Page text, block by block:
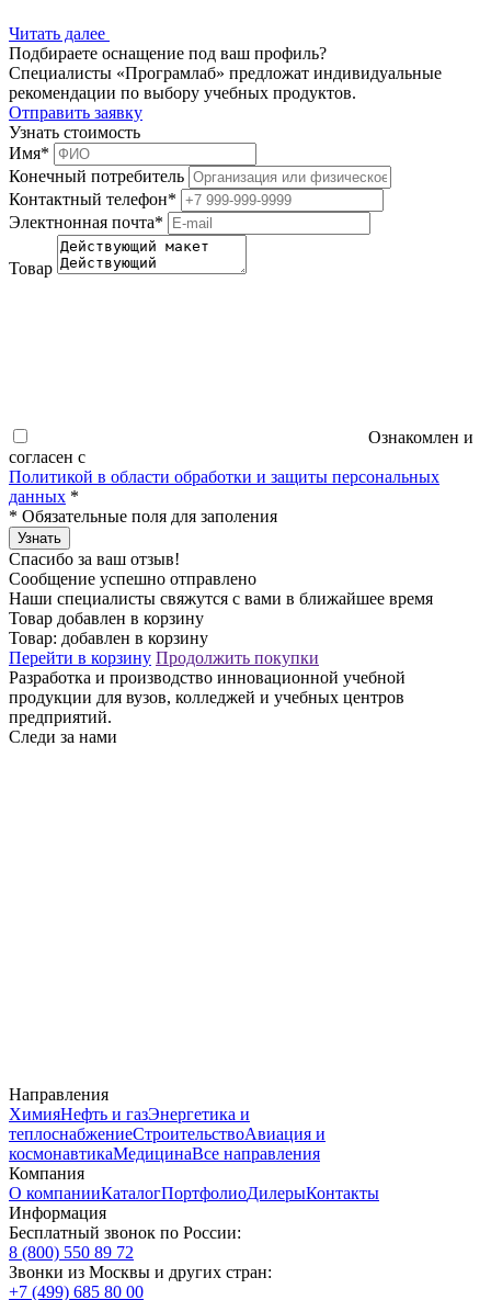
Читать далее
Подбираете оснащение под ваш профиль?
Специалисты «Програмлаб» предложат индивидуальные
рекомендации по выбору учебных продуктов.
Отправить заявку
Узнать стоимость
Имя*
Конечный потребитель
Контактный телефон*
Электнонная почта*
Товар
Ознакомлен и
согласен с
Политикой в области обработки и защиты персональных
данных *
* Обязательные поля для заполения
Узнать
Спасибо за ваш отзыв!
Сообщение успешно отправлено
Наши специалисты свяжутся с вами в ближайшее время
Товар добавлен в корзину
Товар: добавлен в корзину
Перейти в корзину Продолжить покупки
Разработка и производство инновационной учебной
продукции для вузов, колледжей и учебных центров
предприятий.
Следи за нами
Направления
ХимияНефть и газЭнергетика и
теплоснабжениеСтроительствоАвиация и
космонавтикаМедицинаВсе направления
Компания
О компанииКаталогПортфолиоДилерыКонтакты
Информация
Бесплатный звонок по России:
8 (800) 550 89 72
Звонки из Москвы и других стран:
+7 (499) 685 80 00